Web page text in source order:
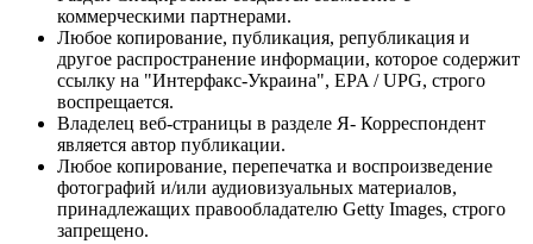
коммерческими партнерами.
Любое копирование, публикация, републикация и
другое распространение информации, которое содержит
ссылку на "Интерфакс-Украина", EPA / UPG, строго
воспрещается.
Владелец веб-страницы в разделе Я- Корреспондент
является автор публикации.
Любое копирование, перепечатка и воспроизведение
фотографий и/или аудиовизуальных материалов,
принадлежащих правообладателю Getty Images, строго
запрещено.